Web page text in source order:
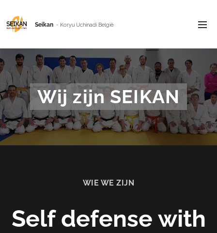
Seikan - Koryu Uchinadi België
Wij zijnSEIKAN
WIE WE ZIJN
Self defense with